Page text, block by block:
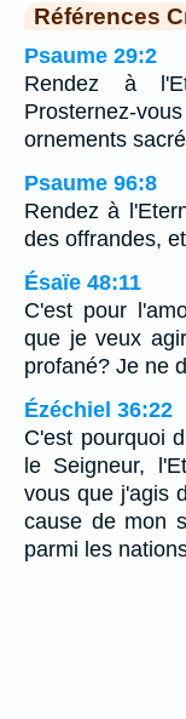
Références
Psaume 29:2
Rendez à
Prosternez-
ornements
Psaume 96:8
Rendez à
des offrandes,
Ésaïe 48:11
C'est pour
que je veux
profané? Je ne
Ézéchiel 36:22
C'est pourquoi
le Seigneur,
vous que j'agis
cause de mon
parmi les